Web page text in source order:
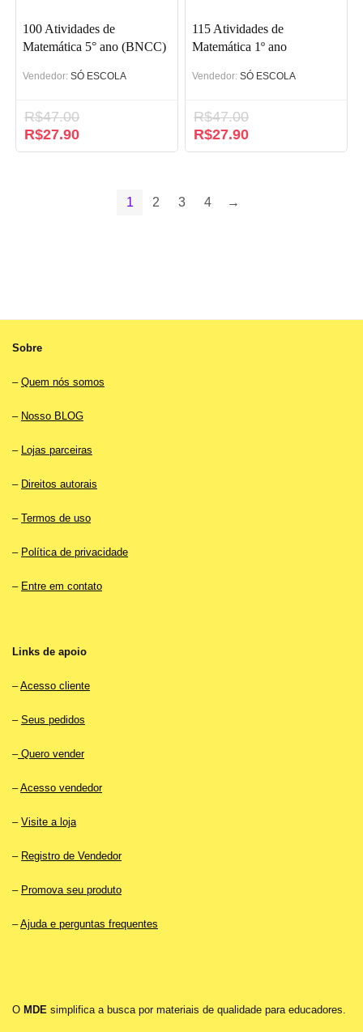
100 Atividades de
Matemática 5° ano (BNCC)
Vendedor: SÓ ESCOLA
R$47.00
O
preço
R$27.90O
preço
115 Atividades de
Matemática 1º ano
Vendedor: SÓ ESCOLA
R$47.00
O
preço
R$47.00.
R$27.90O
preço
1 2 3 4 →
Sobre
– Quem nós somos
– Nosso BLOG
– Lojas parceiras
– Direitos autorais
– Termos de uso
– Política de privacidade
– Entre em contato
Links de apoio
–Acesso cliente
– Seus pedidos
–Quero vender
–Acesso vendedor
– Visite a loja
– Registro de Vendedor
– Promova seu produto
–Ajuda e perguntas frequentes
O MDE simplifica a busca por materiais de qualidade para educadores.